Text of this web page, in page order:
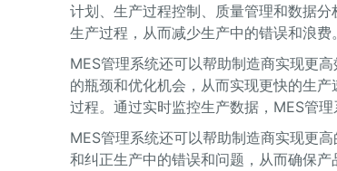
计划、生产过程控制、质量管理和数据
生产过程，从而减少生产中的错误和浪费。
MES管理系统还可以帮助制造商实现更
的瓶颈和优化机会，从而实现更快的生
过程。通过实时监控生产数据，MES管
MES管理系统还可以帮助制造商实现更
和纠正生产中的错误和问题，从而确保